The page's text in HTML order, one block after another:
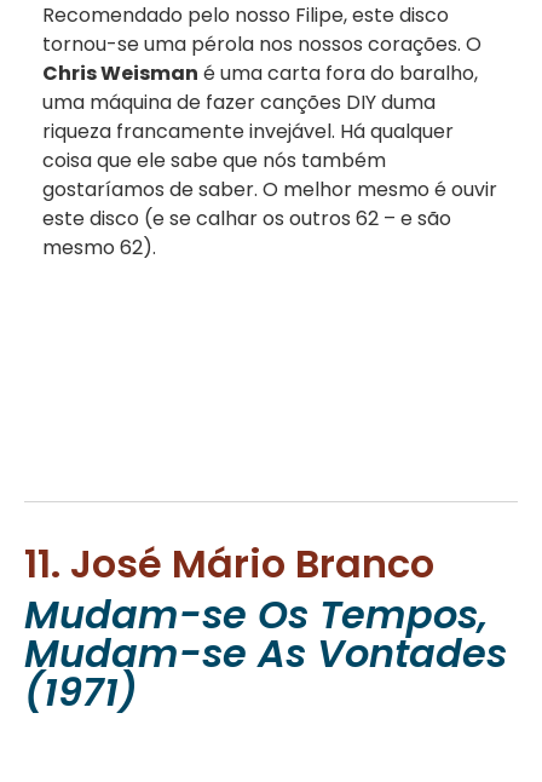
Recomendado pelo nosso Filipe, este disco
tornou-se uma pérola nos nossos corações. O
Chris Weisman é uma carta fora do baralho,
uma máquina de fazer canções DIY duma
riqueza francamente invejável. Há qualquer
coisa que ele sabe que nós também
gostaríamos de saber. O melhor mesmo é ouvir
este disco (e se calhar os outros 62 – e são
mesmo 62).
11. José Mário Branco
Mudam-se Os Tempos,
Mudam-se As Vontades
(1971)